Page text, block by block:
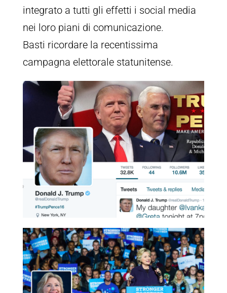
integrato a tutti gli effetti i social media
nei loro piani di comunicazione.
Basti ricordare la recentissima
campagna elettorale statunitense.